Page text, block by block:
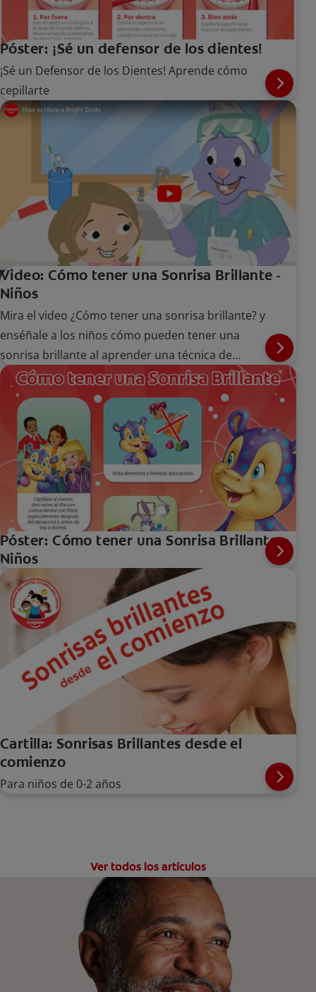
Póster: ¡Sé un defensor de los dientes!
¡Sé un Defensor de los Dientes! Aprende cómo
cepillarte
Video: Cómo tener una Sonrisa Brillante -
Niños
Mira el video ¿Cómo tener una sonrisa brillante? y
enséñale a los niños cómo pueden tener una
sonrisa brillante al aprender una técnica de
cepillado adecuada.
Póster: Cómo tener una Sonrisa Brillante -
Niños
Cartilla: Sonrisas Brillantes desde el
comienzo
Para niños de 0-2 años
Ver todos los artículos